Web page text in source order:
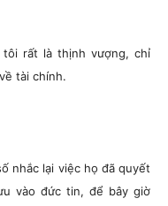
rất là thịnh vượng, chỉ
tài chính.
nhắc lại việc họ đã quyết
vào đức tin, để bây giờ